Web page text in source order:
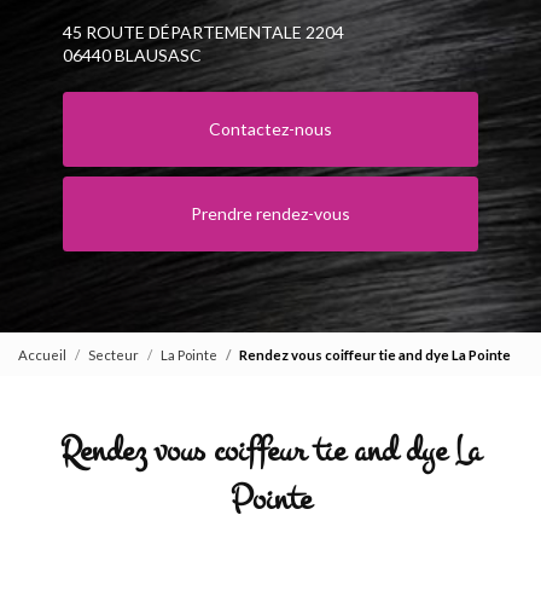
45 ROUTE DÉPARTEMENTALE 2204
06440 BLAUSASC
Contactez-nous
Prendre rendez-vous
Accueil Secteur La Pointe Rendez vous coiffeur tie and dye La Pointe
Rendez vous coiffeur tie and dye La
Pointe